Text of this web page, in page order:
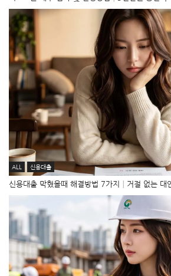
ALL 신용대출
신용대출 막혔을때 해결방법 7가지│거절 없는 대